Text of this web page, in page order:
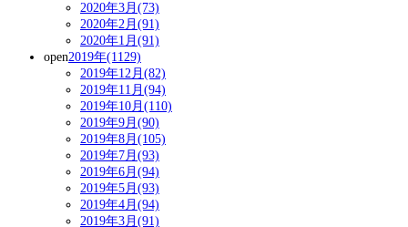
2020年3月(73)
2020年2月(91)
2020年1月(91)
open2019年(1129)
2019年12月(82)
2019年11月(94)
2019年10月(110)
2019年9月(90)
2019年8月(105)
2019年7月(93)
2019年6月(94)
2019年5月(93)
2019年4月(94)
2019年3月(91)